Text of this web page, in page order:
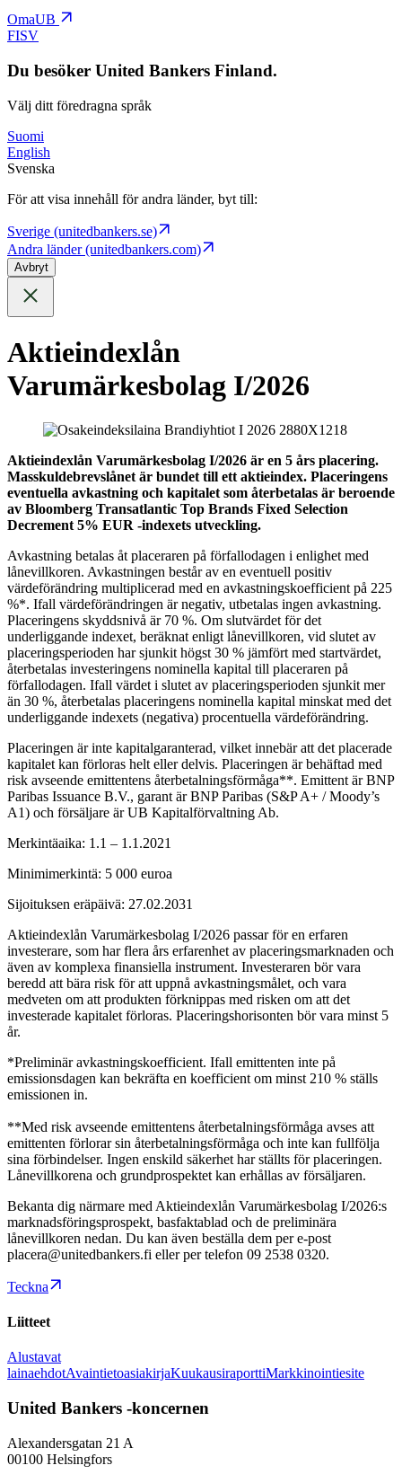
OmaUB
FISV
Du besöker United Bankers Finland.
Välj ditt föredragna språk
Suomi
English
Svenska
För att visa innehåll för andra länder, byt till:
Sverige (unitedbankers.se)
Andra länder (unitedbankers.com)
Avbryt
Aktieindexlån
Varumärkesbolag I/2026
Aktieindexlån Varumärkesbolag I/2026 är en 5 års placering.
Masskuldebrevslånet är bundet till ett aktieindex. Placeringens
eventuella avkastning och kapitalet som återbetalas är beroende
av Bloomberg Transatlantic Top Brands Fixed Selection
Decrement 5% EUR -indexets utveckling.
Avkastning betalas åt placeraren på förfallodagen i enlighet med
lånevillkoren. Avkastningen består av en eventuell positiv
värdeförändring multiplicerad med en avkastningskoefficient på 225
%*. Ifall värdeförändringen är negativ, utbetalas ingen avkastning.
Placeringens skyddsnivå är 70 %. Om slutvärdet för det
underliggande indexet, beräknat enligt lånevillkoren, vid slutet av
placeringsperioden har sjunkit högst 30 % jämfört med startvärdet,
återbetalas investeringens nominella kapital till placeraren på
förfallodagen. Ifall värdet i slutet av placeringsperioden sjunkit mer
än 30 %, återbetalas placeringens nominella kapital minskat med det
underliggande indexets (negativa) procentuella värdeförändring.
Placeringen är inte kapitalgaranterad, vilket innebär att det placerade
kapitalet kan förloras helt eller delvis. Placeringen är behäftad med
risk avseende emittentens återbetalningsförmåga**. Emittent är BNP
Paribas Issuance B.V., garant är BNP Paribas (S&P A+ / Moody’s
A1) och försäljare är UB Kapitalförvaltning Ab.
Merkintäaika: 1.1 – 1.1.2021
Minimimerkintä: 5 000 euroa
Sijoituksen eräpäivä: 27.02.2031
Aktieindexlån Varumärkesbolag I/2026 passar för en erfaren
investerare, som har flera års erfarenhet av placeringsmarknaden och
även av komplexa finansiella instrument. Investeraren bör vara
beredd att bära risk för att uppnå avkastningsmålet, och vara
medveten om att produkten förknippas med risken om att det
investerade kapitalet förloras. Placeringshorisonten bör vara minst 5
år.
*Preliminär avkastningskoefficient. Ifall emittenten inte på
emissionsdagen kan bekräfta en koefficient om minst 210 % ställs
emissionen in.
**Med risk avseende emittentens återbetalningsförmåga avses att
emittenten förlorar sin återbetalningsförmåga och inte kan fullfölja
sina förbindelser. Ingen enskild säkerhet har ställts för placeringen.
Lånevillkorena och grundprospektet kan erhållas av försäljaren.
Bekanta dig närmare med Aktieindexlån Varumärkesbolag I/2026:s
marknadsföringsprospekt, basfaktablad och de preliminära
lånevillkoren nedan. Du kan även beställa dem per e-post
placera@unitedbankers.fi eller per telefon 09 2538 0320.
Teckna
Liitteet
Alustavat
lainaehdotAvaintietoasiakirjaKuukausiraporttiMarkkinointiesite
United Bankers -koncernen
Alexandersgatan 21 A
00100 Helsingfors